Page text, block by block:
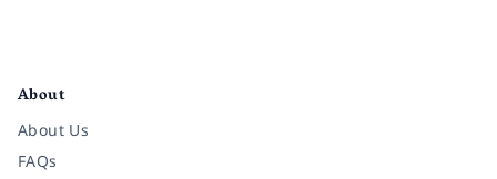
About
About Us
FAQs